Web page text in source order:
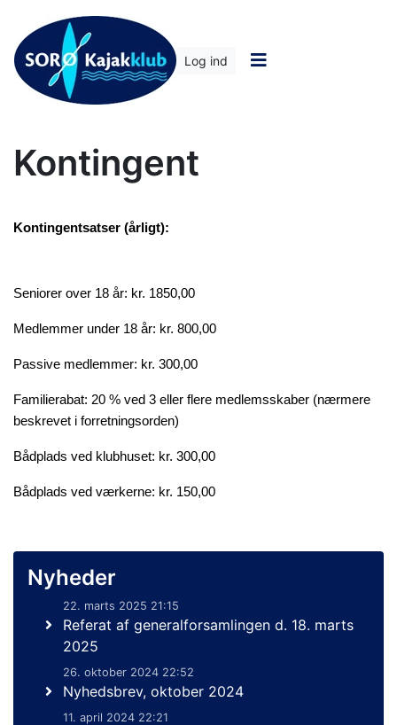
Log ind
Kontingent
Kontingentsatser (årligt):
Seniorer over 18 år: kr. 1850,00
Medlemmer under 18 år: kr. 800,00
Passive medlemmer: kr. 300,00
Familierabat: 20 % ved 3 eller flere medlemsskaber (nærmere
beskrevet i forretningsorden)
Bådplads ved klubhuset: kr. 300,00
Bådplads ved værkerne: kr. 150,00
Nyheder
22. marts 2025 21:15
Referat af generalforsamlingen d. 18. marts
2025
26. oktober 2024 22:52
Nyhedsbrev, oktober 2024
11. april 2024 22:21